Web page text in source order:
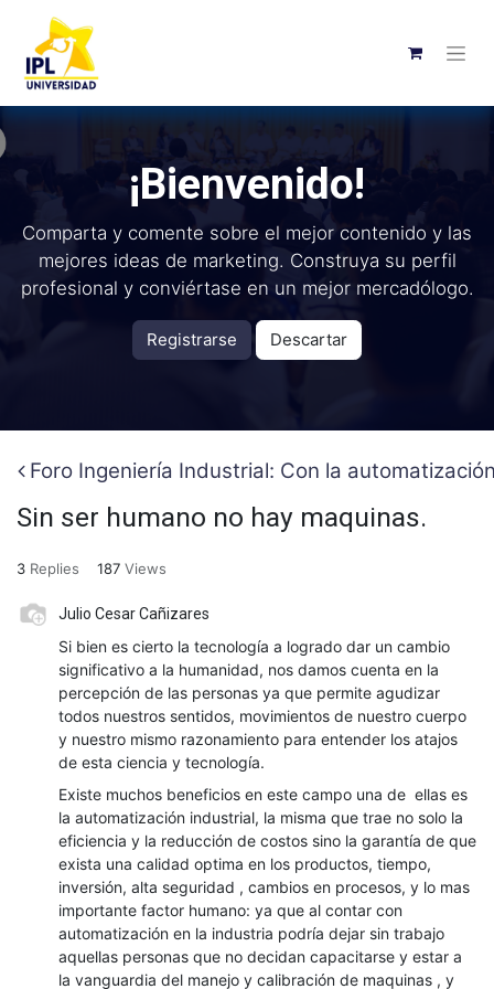
¡Bienvenido!
Comparta y comente sobre el mejor contenido y las
mejores ideas de marketing. Construya su perfil
profesional y conviértase en un mejor mercadólogo.
Registrarse Descartar
Foro Ingeniería Industrial: Con la
Sin ser humano no hay maquinas.
3 Replies 187 Views
Julio Cesar Cañizares
Si bien es cierto la tecnología a logrado dar un cambio
significativo a la humanidad, nos damos cuenta en la
percepción de las personas ya que permite agudizar
todos nuestros sentidos, movimientos de nuestro cuerpo
y nuestro mismo razonamiento para entender los atajos
de esta ciencia y tecnología.
Existe muchos beneficios en este campo una de ellas es
la automatización industrial, la misma que trae no solo la
eficiencia y la reducción de costos sino la garantía de que
exista una calidad optima en los productos, tiempo,
inversión, alta seguridad , cambios en procesos, y lo mas
importante factor humano: ya que al contar con
automatización en la industria podría dejar sin trabajo
aquellas personas que no decidan capacitarse y estar a
la vanguardia del manejo y calibración de maquinas , y